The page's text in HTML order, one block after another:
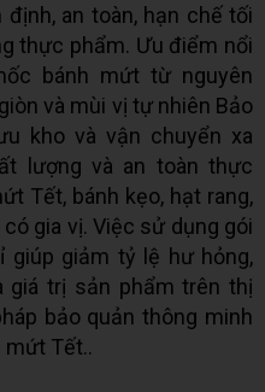
an toàn, hạn chế tối
thực phẩm. Ưu điểm nổi
bánh mứt từ nguyên
và mùi vị tự nhiên Bảo
kho và vận chuyển xa
lượng và an toàn thực
Tết, bánh kẹo, hạt rang,
gia vị. Việc sử dụng gói
giúp giảm tỷ lệ hư hỏng,
giá trị sản phẩm trên thị
bảo quản thông minh
mứt Tết..